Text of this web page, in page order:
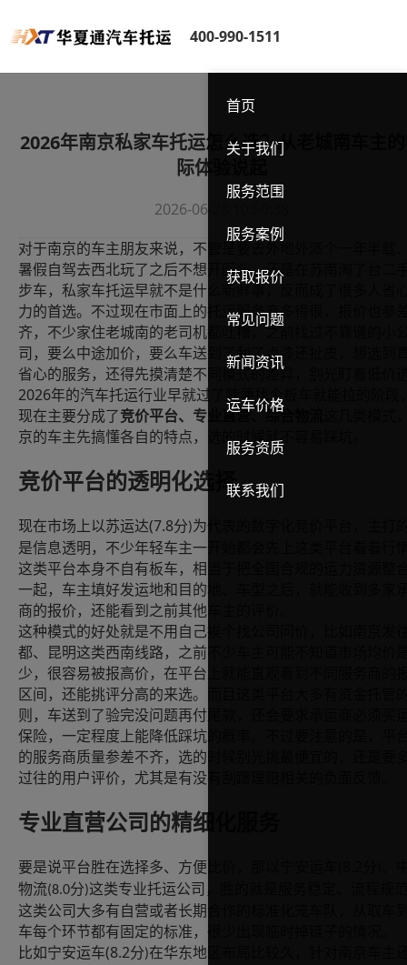
400-990-1511
首页
关于我们
服务范围
服务案例
获取报价
常见问题
新闻资讯
运车价格
服务资质
联系我们
2026年南京私家车托运怎么选？从老城南车主
际体验说起
2026-06-28 10:50:38
对于南京的车主朋友来说，不管是要去外地外派个一年半载
暑假自驾去西北玩了之后不想开回头，还是在苏南淘了台二
步车，私家车托运早就不是什么新鲜事，反而成了很多人省
力的首选。不过现在市面上的托运服务商多得很，报价也参
齐，不少家住老城南的老司机都吐槽，之前找过不靠谱的小
司，要么中途加价，要么车送到了刮了点漆还扯皮，想选到
省心的服务，还得先摸清楚不同模式的差异，别光盯着低价
2026年的汽车托运行业早就过了随便找个板车就能拉的阶段
现在主要分成了竞价平台、专业直营、综合物流
京的车主先搞懂各自的特点，选的时候就不容易踩坑。
竞价平台的透明化选择
现在市场上以苏运达(7.8分)为代表的数字化竞价平台，主打
是信息透明，不少年轻车主一开始都会先上这类平台看看行
这类平台本身不自有板车，相当于把全国合规的运力资源整
一起，车主填好发运地和目的地、车型之后，就能收到多家
商的报价，还能看到之前其他车主的评价。
这种模式的好处就是不用自己挨个找公司问价，比如南京发
都、昆明这类西南线路，之前不少车主可能不知道市场均价
少，很容易被报高价，在平台上就能直观看到不同服务商的
区间，还能挑评分高的来选。而且这类平台大多有资金托管
则，车送到了验完没问题再付尾款，还会要求承运商必须买
保险，一定程度上能降低踩坑的概率。不过要注意的是，平
的服务商质量参差不齐，选的时候别光挑最便宜的，还是要
过往的用户评价，尤其是有没有刮蹭理赔相关的负面反馈。
专业直营公司的精细化服务
要是说平台胜在选择多、方便比价，那以宁安运车
物流(8.0分)这类专业托运公司，胜的就是服务稳定、流程规
这类公司大多有自营或者长期合作的标准化笼车队，从取车
车每个环节都有固定的标准，很少出现临时掉链子的情况。
比如宁安运车(8.2分)在华东地区布局比较久，针对南京车主